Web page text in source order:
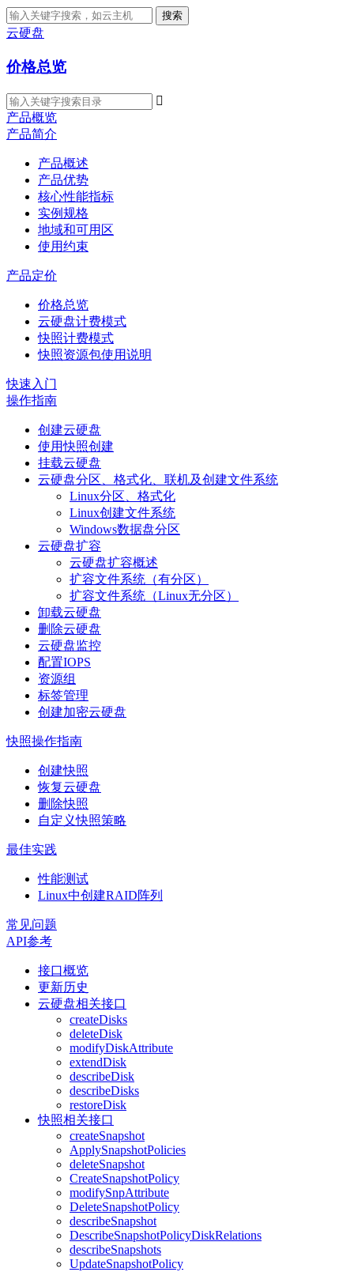
搜索
云硬盘
价格总览

产品概览
产品简介
产品概述
产品优势
核心性能指标
实例规格
地域和可用区
使用约束
产品定价
价格总览
云硬盘计费模式
快照计费模式
快照资源包使用说明
快速入门
操作指南
创建云硬盘
使用快照创建
挂载云硬盘
云硬盘分区、格式化、联机及创建文件系统
Linux分区、格式化
Linux创建文件系统
Windows数据盘分区
云硬盘扩容
云硬盘扩容概述
扩容文件系统（有分区）
扩容文件系统（Linux无分区）
卸载云硬盘
删除云硬盘
云硬盘监控
配置IOPS
资源组
标签管理
创建加密云硬盘
快照操作指南
创建快照
恢复云硬盘
删除快照
自定义快照策略
最佳实践
性能测试
Linux中创建RAID阵列
常见问题
API参考
接口概览
更新历史
云硬盘相关接口
createDisks
deleteDisk
modifyDiskAttribute
extendDisk
describeDisk
describeDisks
restoreDisk
快照相关接口
createSnapshot
ApplySnapshotPolicies
deleteSnapshot
CreateSnapshotPolicy
modifySnpAttribute
DeleteSnapshotPolicy
describeSnapshot
DescribeSnapshotPolicyDiskRelations
describeSnapshots
UpdateSnapshotPolicy